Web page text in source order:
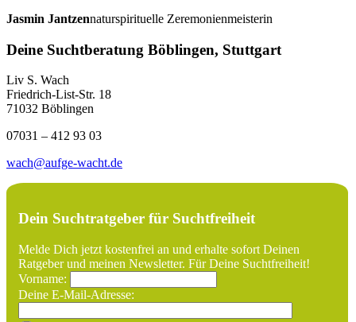
Jasmin Jantzennaturspirituelle Zeremonienmeisterin
Deine Suchtberatung Böblingen, Stuttgart
Liv S. Wach
Friedrich-List-Str. 18
71032 Böblingen
07031 – 412 93 03
wach@aufge-wacht.de
Dein Suchtratgeber für Suchtfreiheit
Melde Dich jetzt kostenfrei an und erhalte sofort Deinen
Ratgeber und meinen Newsletter. Für Deine Suchtfreiheit!
Vorname:
Deine E-Mail-Adresse: